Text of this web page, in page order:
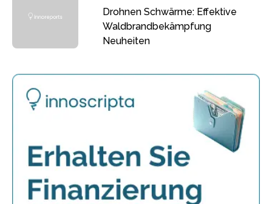
Drohnen Schwärme: Effektive
Waldbrandbekämpfung
Neuheiten